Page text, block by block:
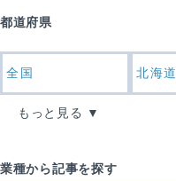
都道府県
全国 北海道
もっと見る
業種から記事を探す